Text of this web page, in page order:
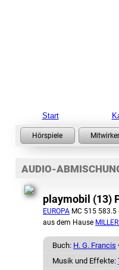
Start
AUDIO-
playmobil (13)
EUROPA MC 515 583.5
aus dem Hause
Buch: H. G. Francis
Musik und Effekte: